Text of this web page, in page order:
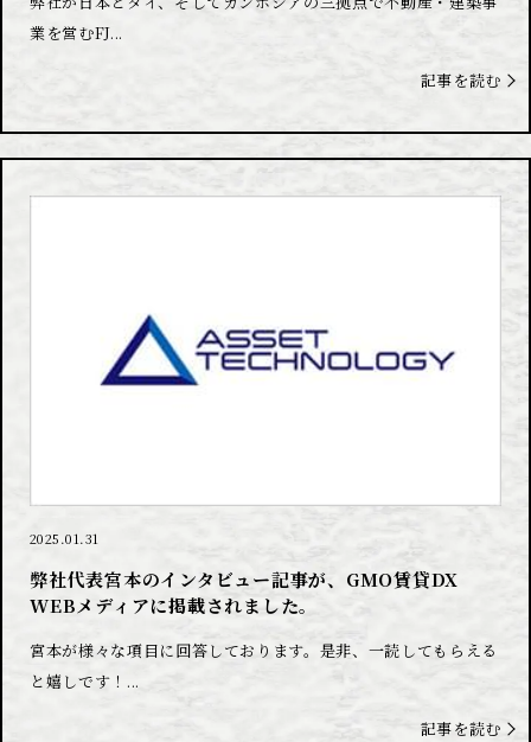
業を営むFJ...
記事を読む
2025.01.31
弊社代表宮本のインタビュー記事が、GMO賃貸DX
WEBメディアに掲載されました。
宮本が様々な項目に回答しております。是非、一読してもらえる
と嬉しです！...
記事を読む